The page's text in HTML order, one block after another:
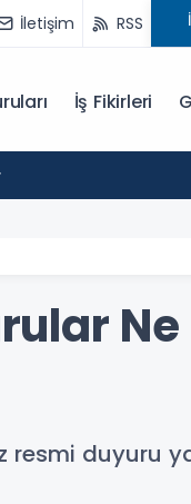
İletişim RSS
İş Fikirleri
Ne
resmi duyuru